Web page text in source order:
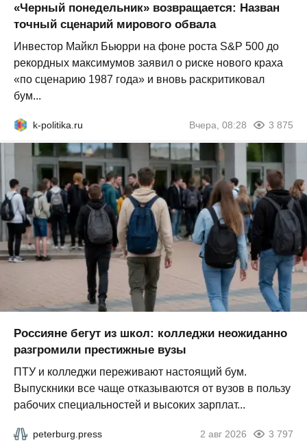
«Черный понедельник» возвращается: Назван
точный сценарий мирового обвала
Инвестор Майкл Бьюрри на фоне роста S&P 500 до
рекордных максимумов заявил о риске нового краха
«по сценарию 1987 года» и вновь раскритиковал
бум...
k-politika.ru Вчера, 08:28 3 875
Россияне бегут из школ: колледжи неожиданно
разгромили престижные вузы
ПТУ и колледжи переживают настоящий бум.
Выпускники все чаще отказываются от вузов в пользу
рабочих специальностей и высоких зарплат...
peterburg.press 2 авг 2026 3 797